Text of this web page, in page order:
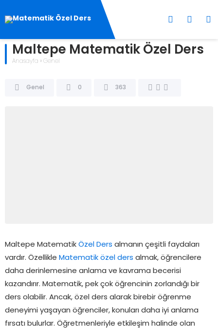
Maltepe Matematik Özel Ders
Anasayfa » Genel
Genel 0 363
Maltepe Matematik Özel Ders almanın çeşitli faydaları
vardır. Özellikle Matematik özel ders almak, öğrencilere
daha derinlemesine anlama ve kavrama becerisi
kazandırır. Matematik, pek çok öğrencinin zorlandığı bir
ders olabilir. Ancak, özel ders alarak birebir öğrenme
deneyimi yaşayan öğrenciler, konuları daha iyi anlama
fırsatı bulurlar. Öğretmenleriyle etkileşim halinde olan